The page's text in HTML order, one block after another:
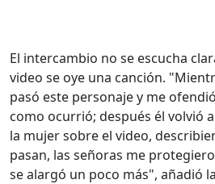
El intercambio no se escucha
video se oye una canción.
pasó este personaje y me
como ocurrió; después él volvió
la mujer sobre el video,
pasan, las señoras me
se alargó un poco más", añadió